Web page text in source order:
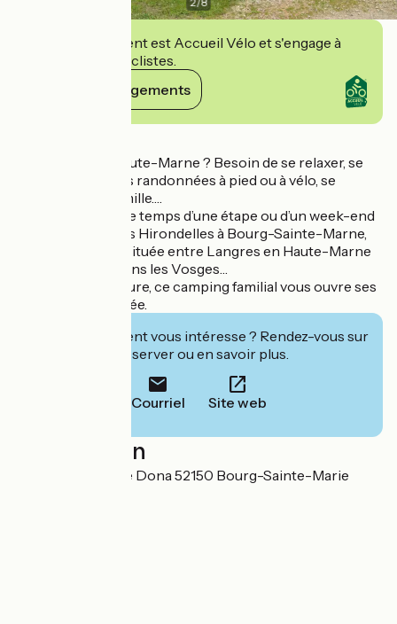
Cet établissement est Accueil Vélo et s'engage à
accueillir des cyclistes.
Voir ses engagements
De passage en Haute-Marne ? Besoin de se relaxer, se
détendre, faire des randonnées à pied ou à vélo, se
ressourcer en famille….
Venez séjourner le temps d’une étape ou d’un week-end
au Camping*** Les Hirondelles à Bourg-Sainte-Marne,
petite commune située entre Langres en Haute-Marne
et Neufchâteau dans les Vosges…
Au cœur de la nature, ce camping familial vous ouvre ses
portes toute l’année.
Cet établissement vous intéresse ? Rendez-vous sur
leur site pour réserver ou en savoir plus.
Courriel Site web
Localisation
1 Rue du Moulin de Dona 52150 Bourg-Sainte-Marie